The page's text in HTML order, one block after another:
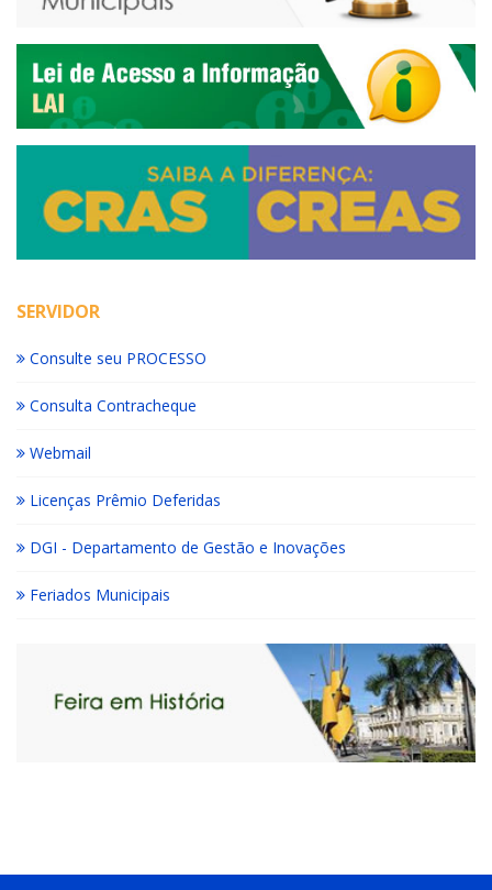
SERVIDOR
Consulte seu PROCESSO
Consulta Contracheque
Webmail
Licenças Prêmio Deferidas
DGI - Departamento de Gestão e Inovações
Feriados Municipais